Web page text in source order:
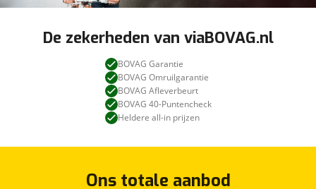
De zekerheden van viaBOVAG.nl
BOVAG Garantie
BOVAG Omruilgarantie
BOVAG Afleverbeurt
BOVAG 40-Puntencheck
Heldere all-in prijzen
Ons totale aanbod